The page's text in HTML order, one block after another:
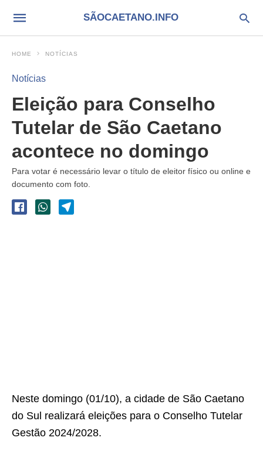
SÃOCAETANO.INFO
HOME NOTÍCIAS
Notícias
Eleição para Conselho
Tutelar de São Caetano
acontece no domingo
Para votar é necessário levar o título de eleitor físico ou online e
documento com foto.
Neste domingo (01/10), a cidade de São Caetano
do Sul realizará eleições para o Conselho Tutelar
Gestão 2024/2028.